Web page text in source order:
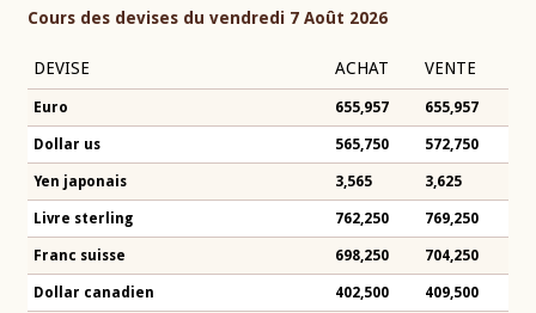
Cours des devises du vendredi 7 Août 2026
DEVISE ACHAT VENTE
Euro 655,957 655,957
Dollar us 565,750 572,750
Yen japonais 3,565 3,625
Livre sterling 762,250 769,250
Franc suisse 698,250 704,250
Dollar canadien 402,500 409,500